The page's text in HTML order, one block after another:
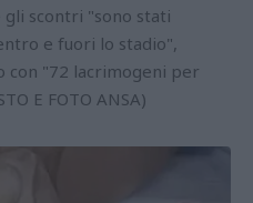
scontri "sono stati
e fuori lo stadio",
con "72 lacrimogeni per
E FOTO ANSA)